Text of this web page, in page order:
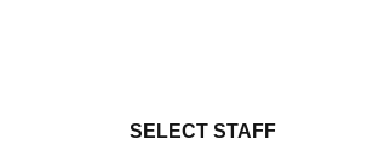
SELECT STAFF